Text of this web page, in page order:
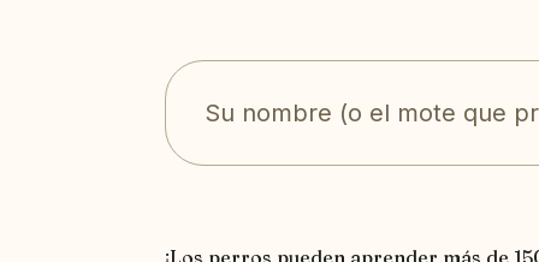
¡Los perros pueden aprender más de